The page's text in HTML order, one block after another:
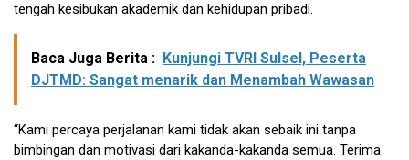
tengah kesibukan akademik dan kehidupan pribadi.
Baca Juga Berita : Kunjungi TVRI Sulsel, Peserta
DJTMD: Sangat menarik dan Menambah Wawasan
“Kami percaya perjalanan kami tidak akan sebaik ini tanpa
bimbingan dan motivasi dari kakanda-kakanda semua. Terima